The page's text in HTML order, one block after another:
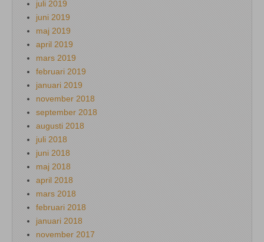
juli 2019
juni 2019
maj 2019
april 2019
mars 2019
februari 2019
januari 2019
november 2018
september 2018
augusti 2018
juli 2018
juni 2018
maj 2018
april 2018
mars 2018
februari 2018
januari 2018
november 2017